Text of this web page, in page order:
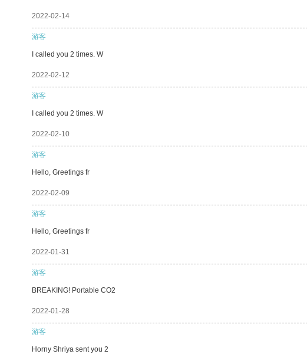
2022-02-14
游客
I called you 2 times. W
2022-02-12
游客
I called you 2 times. W
2022-02-10
游客
Hello, Greetings fr
2022-02-09
游客
Hello, Greetings fr
2022-01-31
游客
BREAKING! Portable CO2
2022-01-28
游客
Horny Shriya sent you 2